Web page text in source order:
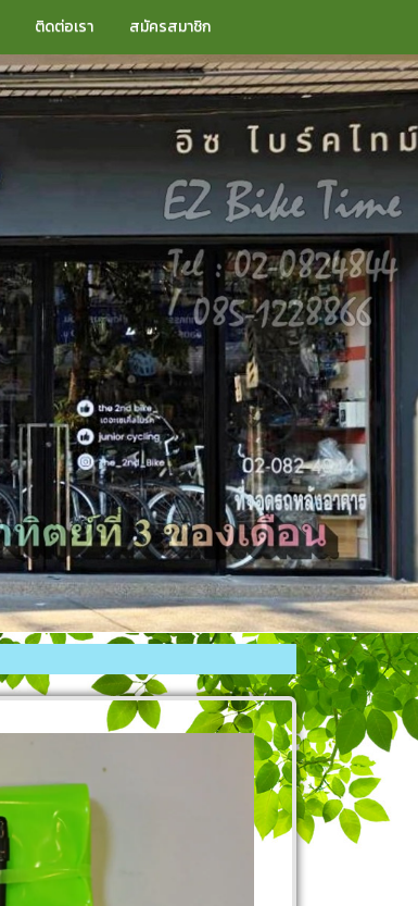
ติดต่อเรา สมัครสมาชิก